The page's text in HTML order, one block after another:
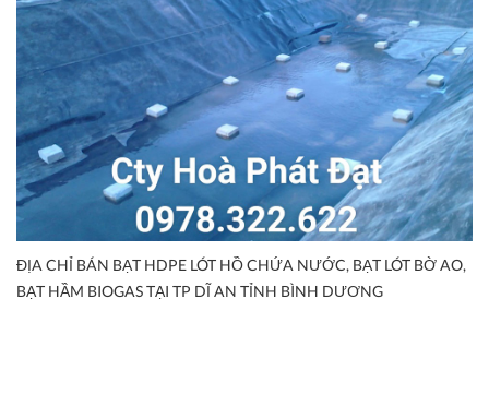
ĐỊA CHỈ BÁN BẠT HDPE LÓT HỒ CHỨA NƯỚC, BẠT LÓT BỜ AO,
BẠT HẦM BIOGAS TẠI TP DĨ AN TỈNH BÌNH DƯƠNG